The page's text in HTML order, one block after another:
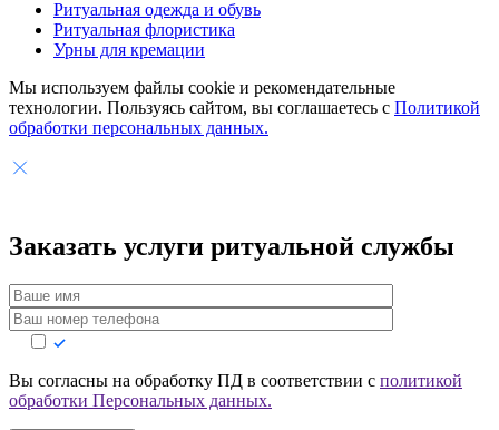
Ритуальная одежда и обувь
Ритуальная флористика
Урны для кремации
Мы используем файлы cookie и рекомендательные
технологии. Пользуясь сайтом, вы соглашаетесь с Политикой
обработки персональных данных.
Заказать услуги ритуальной службы
Вы согласны на обработку ПД в соответствии с политикой
обработки Персональных данных.